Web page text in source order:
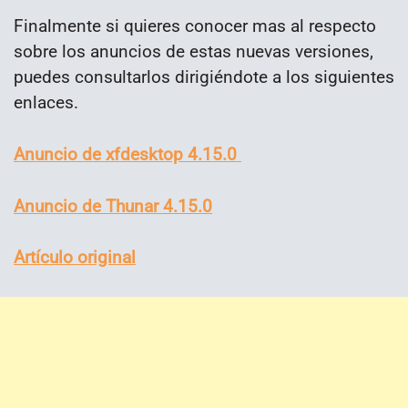
Finalmente si quieres conocer mas al respecto
sobre los anuncios de estas nuevas versiones,
puedes consultarlos dirigiéndote a los siguientes
enlaces.
Anuncio de xfdesktop 4.15.0
Anuncio de Thunar 4.15.0
Artículo original